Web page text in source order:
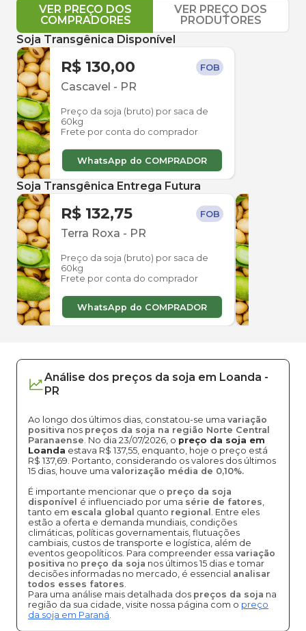
VER PREÇO DOS
COMPRADORES
VER PREÇO DOS
PRODUTORES
Soja Transgênica Disponível
R$ 130,00 FOB
Cascavel - PR
Preço da soja (bruto) por saca de
60kg
Frete por conta do comprador
WhatsApp do COMPRADOR
Soja Transgênica Entrega Futura
R$ 132,75 FOB
Terra Roxa - PR
Preço da soja (bruto) por saca de
60kg
Frete por conta do comprador
WhatsApp do COMPRADOR
Análise dos preços da soja em Loanda -
PR
Ao longo dos últimos dias, constatou-se uma variação
positiva nos preços da soja na região Norte Central
Paranaense. No dia 23/07/2026, o preço da soja em
Loanda estava R$ 137,55, enquanto, hoje o preço está
R$ 137,69. Portanto, considerando os valores dos últimos
15 dias, houve uma valorização média de 0,10%.
É importante mencionar que o preço da soja
disponível é influenciado por uma série de fatores,
tanto em escala global quanto regional . Entre eles
estão a oferta e demanda mundiais, condições
climáticas, políticas governamentais, flutuações
cambiais, custos de transporte e logística, além de
eventos geopolíticos. Para compreender essa variação
positiva no preço da soja nos últimos 15 dias e tomar
decisões informadas no mercado, é essencial analisar
todos esses fatores.
Para uma análise mais detalhada dos preços da soja na
região da sua cidade, visite nossa página com o preço
da soja em Paraná.